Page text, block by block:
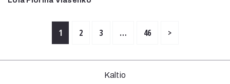
1 2 3 … 46 >
Kaltio